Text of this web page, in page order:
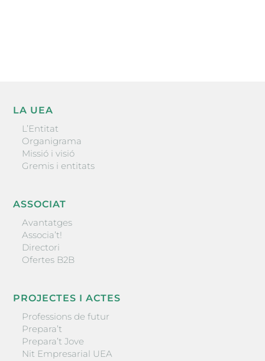
LA UEA
L’Entitat
Organigrama
Missió i visió
Gremis i entitats
ASSOCIAT
Avantatges
Associa’t!
Directori
Ofertes B2B
PROJECTES I ACTES
Professions de futur
Prepara’t
Prepara’t Jove
Nit Empresarial UEA